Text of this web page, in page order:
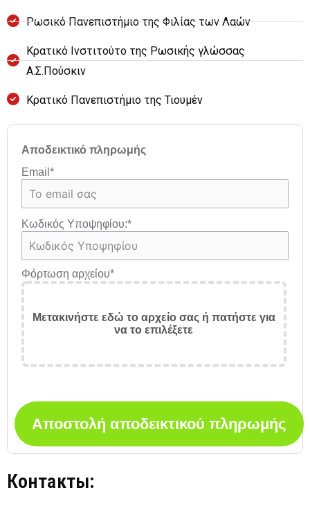
Ρωσικό Πανεπιστήμιο της Φιλίας των Λαών
Κρατικό Ινστιτούτο της Ρωσικής γλώσσας
Α.Σ.Πούσκιν
Κρατικό Πανεπιστήμιο της Τιουμέν
Filter
Αποδεικτικό πληρωμής
Email *
Κωδικός Υποψηφίου:*
Φόρτωση αρχείου*
Μετακινήστε εδώ το αρχείο σας ή πατήστε για
να το επιλέξετε
Αποστολή αποδεικτικού πληρωμής
Контакты: